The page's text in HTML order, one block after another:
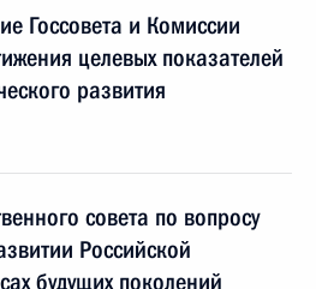
Госсовета и Комиссии
целевых показателей
развития
совета по вопросу
Российской
будущих поколений